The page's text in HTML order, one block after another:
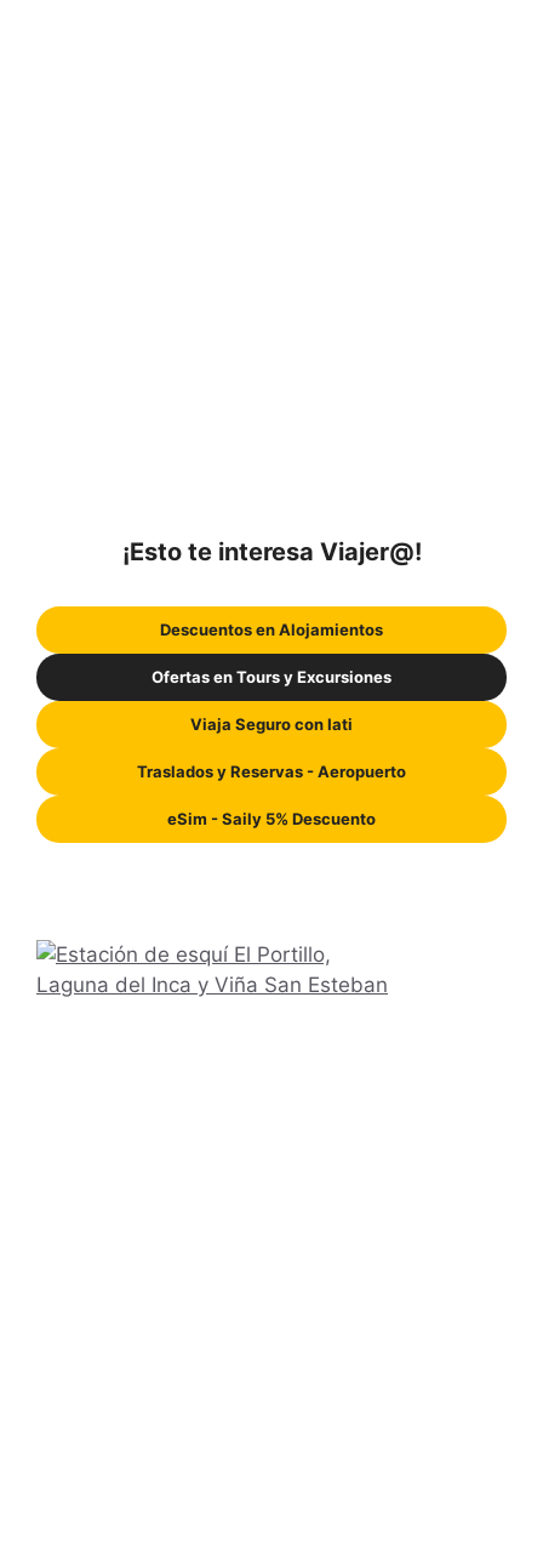
¡Esto te interesa Viajer@!
Descuentos en Alojamientos
Ofertas en Tours y Excursiones
Viaja Seguro con Iati
Traslados y Reservas - Aeropuerto
eSim - Saily 5% Descuento